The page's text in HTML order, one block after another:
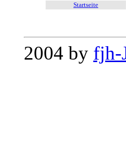
Startseite
2004 by fjh-